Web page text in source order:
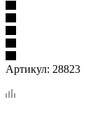
Артикул: 28823